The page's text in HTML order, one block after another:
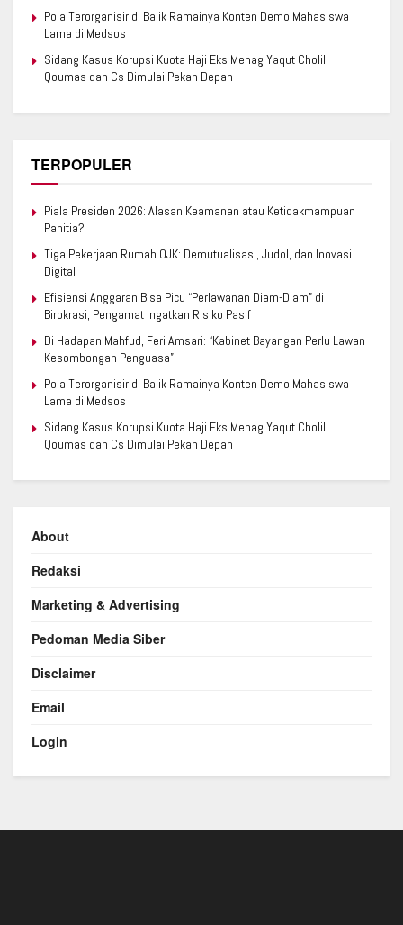
Pola Terorganisir di Balik Ramainya Konten Demo Mahasiswa
Lama di Medsos
Sidang Kasus Korupsi Kuota Haji Eks Menag Yaqut Cholil
Qoumas dan Cs Dimulai Pekan Depan
TERPOPULER
Piala Presiden 2026: Alasan Keamanan atau Ketidakmampuan
Panitia?
Tiga Pekerjaan Rumah OJK: Demutualisasi, Judol, dan Inovasi
Digital
Efisiensi Anggaran Bisa Picu “Perlawanan Diam-Diam” di
Birokrasi, Pengamat Ingatkan Risiko Pasif
Di Hadapan Mahfud, Feri Amsari: “Kabinet Bayangan Perlu Lawan
Kesombongan Penguasa”
Pola Terorganisir di Balik Ramainya Konten Demo Mahasiswa
Lama di Medsos
Sidang Kasus Korupsi Kuota Haji Eks Menag Yaqut Cholil
Qoumas dan Cs Dimulai Pekan Depan
About
Redaksi
Marketing & Advertising
Pedoman Media Siber
Disclaimer
Email
Login